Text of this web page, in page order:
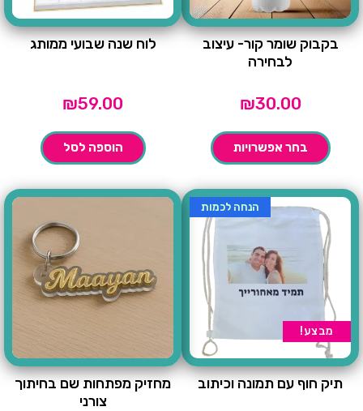
בקבוק שומר קור- עיצוב
לבחירה
₪30.00
בחר אפשרויות
לוח שנה שבועי ממותג
₪59.00
הוספה לסל
מבצע!
הנחה לכמות
תיק חוף עם תמונה וכיתוב
מחזיק מפתחות שם בחיתוך
צורני